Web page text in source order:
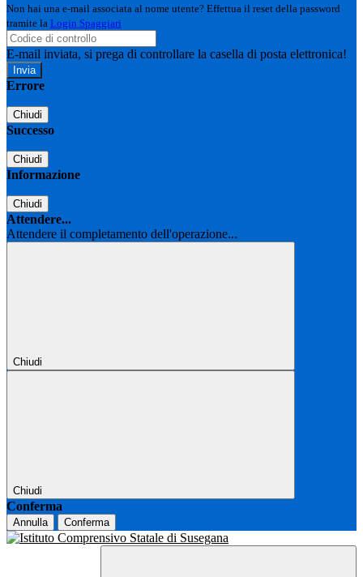
Non hai una e-mail associata al nome utente? Effettua il reset della password
tramite la Login Spaggiari
E-mail inviata, si prega di controllare la casella di posta elettronica!
Errore
Chiudi
Successo
Chiudi
Informazione
Chiudi
Attendere...
Attendere il completamento dell'operazione...
Chiudi
Chiudi
Conferma
Annulla Conferma